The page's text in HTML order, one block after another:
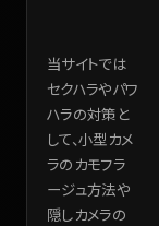
当サイトでは
セクハラやパワ
ハラの対策と
して、小型カメ
ラのカモフラ
ージュ方法や
隠しカメラの